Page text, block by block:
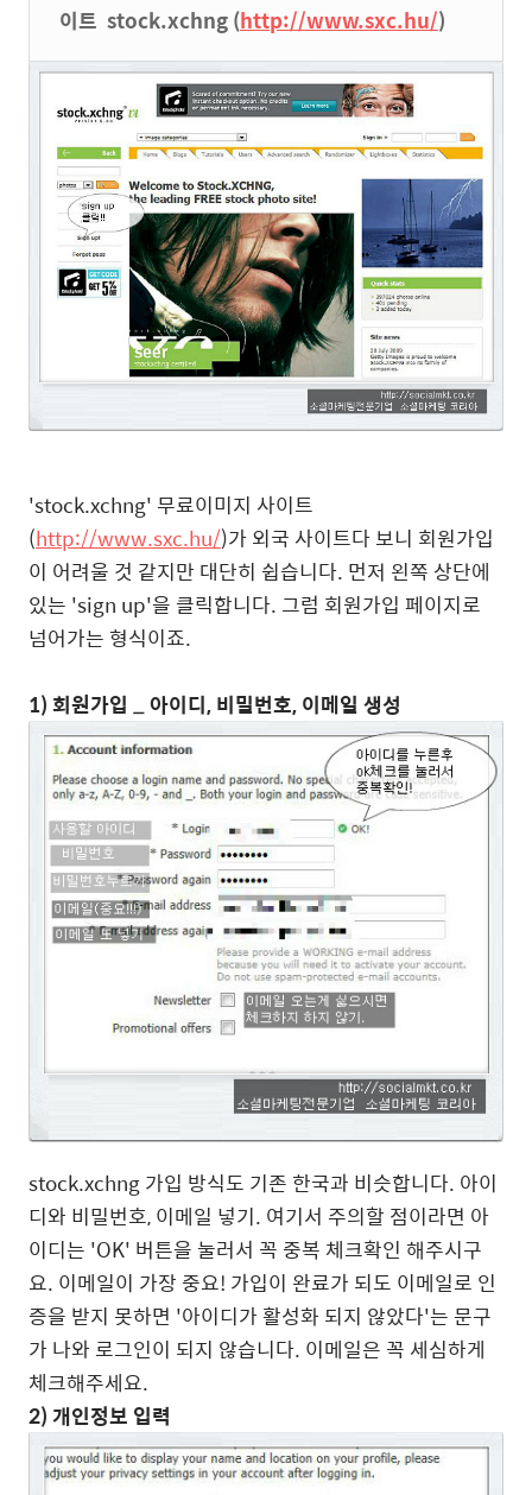
이트 stock.xchng (http://www.sxc.hu/)
'stock.xchng' 무료이미지 사이트
(http://www.sxc.hu/)가 외국 사이트다 보니 회원가입
이 어려울 것 같지만 대단히 쉽습니다. 먼저 왼쪽 상단에
있는 'sign up'을 클릭합니다. 그럼 회원가입 페이지로
넘어가는 형식이죠.
1) 회원가입 _ 아이디, 비밀번호, 이메일 생성
stock.xchng 가입 방식도 기존 한국과 비슷합니다. 아이
디와 비밀번호, 이메일 넣기. 여기서 주의할 점이라면 아
이디는 'OK' 버튼을 눌러서 꼭 중복 체크확인 해주시구
요. 이메일이 가장 중요! 가입이 완료가 되도 이메일로 인
증을 받지 못하면 '아이디가 활성화 되지 않았다'는 문구
가 나와 로그인이 되지 않습니다. 이메일은 꼭 세심하게
체크해주세요.
2) 개인정보 입력